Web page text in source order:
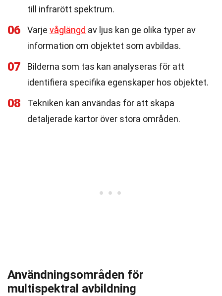
till infrarött spektrum.
06 Varje våglängd av ljus kan ge olika typer av
information om objektet som avbildas.
07
Bilderna som tas kan analyseras för att
identifiera specifika egenskaper hos objektet.
08
Tekniken kan användas för att skapa
detaljerade kartor över stora områden.
Användningsområden för
multispektral avbildning